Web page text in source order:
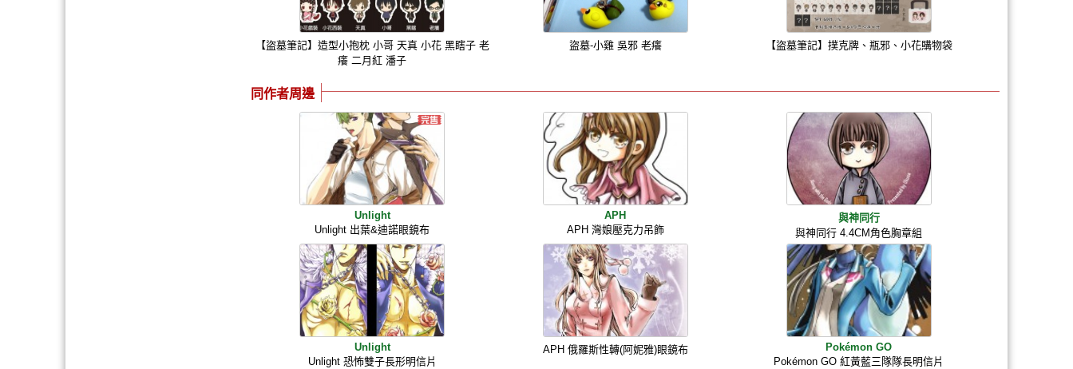
【盜墓筆記】造型小抱枕 小哥 天真 小花 黑瞎子 老
癢 二月紅 潘子
盜墓-小雞 吳邪 老癢 【盜墓筆記】撲克牌、瓶邪、小花購物袋
同作者周邊
Unlight
Unlight 出葉&迪諾眼鏡布
APH
APH 灣娘壓克力吊飾
與神同行
與神同行 4.4CM角色胸章組
Unlight
Unlight 恐怖雙子長形明信片
APH 俄羅斯性轉(阿妮雅)眼鏡布
Pokémon GO
Pokémon GO 紅黃藍三隊隊長明信片